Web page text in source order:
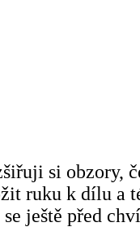
si obzory,
ruku k dílu a
ještě před